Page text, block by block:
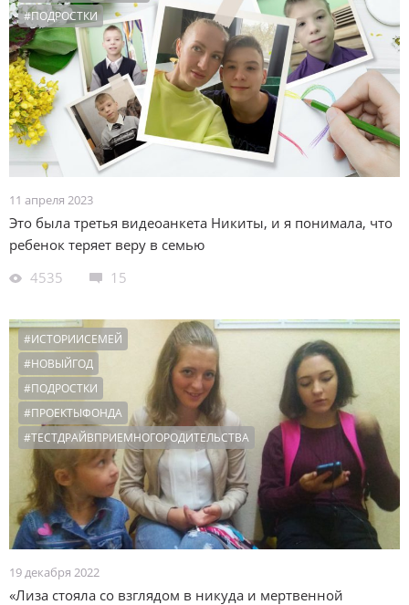
#ПОДРОСТКИ
11 апреля 2023
Это была третья видеоанкета Никиты, и я понимала, что
ребенок теряет веру в семью
4535
15
#ИСТОРИИСЕМЕЙ
#НОВЫЙГОД
#ПОДРОСТКИ
#ПРОЕКТЫФОНДА
#ТЕСТДРАЙВПРИЕМНОГОРОДИТЕЛЬСТВА
19 декабря 2022
«Лиза стояла со взглядом в никуда и мертвенной